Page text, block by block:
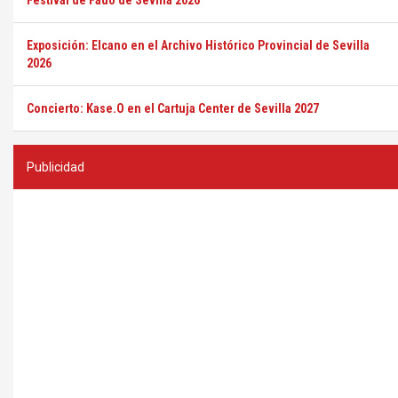
Exposición: Elcano en el Archivo Histórico Provincial de Sevilla
2026
Concierto: Kase.O en el Cartuja Center de Sevilla 2027
Publicidad